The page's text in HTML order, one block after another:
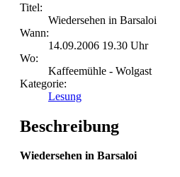
Titel:
Wiedersehen in Barsaloi
Wann:
14.09.2006 19.30 Uhr
Wo:
Kaffeemühle - Wolgast
Kategorie:
Lesung
Beschreibung
Wiedersehen in Barsaloi